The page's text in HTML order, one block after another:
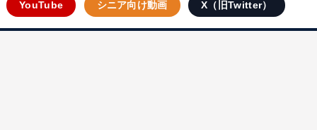
YouTube シニア向け動画 X（旧Twitter）